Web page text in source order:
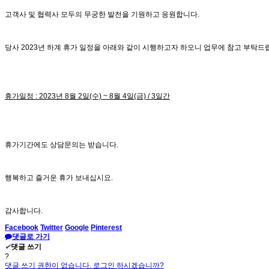
고객사 및 협력사 모두의 무궁한 발전을 기원하고 응원합니다.
당사 2023년 하계 휴가 일정을 아래와 같이 시행하고자 하오니 업무에 참고 부탁드
휴가일정 : 2023년 8월 2일(수) ~ 8월 4일(금) / 3일간
휴가기간에도 상담문의는 받습니다.
행복하고 즐거운 휴가 보내십시요.
감사합니다.
Facebook Twitter Google Pinterest
댓글로 가기
✔댓글 쓰기
?
댓글 쓰기 권한이 없습니다. 로그인 하시겠습니까?